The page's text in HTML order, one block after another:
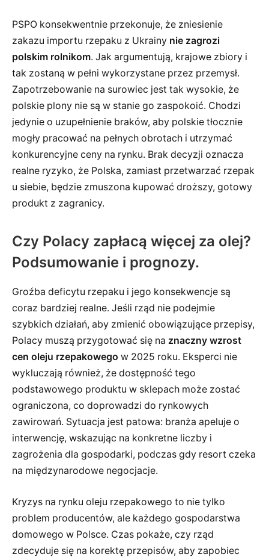
PSPO konsekwentnie przekonuje, że zniesienie
zakazu importu rzepaku z Ukrainy nie zagrozi
polskim rolnikom. Jak argumentują, krajowe zbiory i
tak zostaną w pełni wykorzystane przez przemysł.
Zapotrzebowanie na surowiec jest tak wysokie, że
polskie plony nie są w stanie go zaspokoić. Chodzi
jedynie o uzupełnienie braków, aby polskie tłocznie
mogły pracować na pełnych obrotach i utrzymać
konkurencyjne ceny na rynku. Brak decyzji oznacza
realne ryzyko, że Polska, zamiast przetwarzać rzepak
u siebie, będzie zmuszona kupować droższy, gotowy
produkt z zagranicy.
Czy Polacy zapłacą więcej za olej?
Podsumowanie i prognozy.
Groźba deficytu rzepaku i jego konsekwencje są
coraz bardziej realne. Jeśli rząd nie podejmie
szybkich działań, aby zmienić obowiązujące przepisy,
Polacy muszą przygotować się na znaczny wzrost
cen oleju rzepakowego w 2025 roku. Eksperci nie
wykluczają również, że dostępność tego
podstawowego produktu w sklepach może zostać
ograniczona, co doprowadzi do rynkowych
zawirowań. Sytuacja jest patowa: branża apeluje o
interwencję, wskazując na konkretne liczby i
zagrożenia dla gospodarki, podczas gdy resort czeka
na międzynarodowe negocjacje.
Kryzys na rynku oleju rzepakowego to nie tylko
problem producentów, ale każdego gospodarstwa
domowego w Polsce. Czas pokaże, czy rząd
zdecyduje się na korektę przepisów, aby zapobiec